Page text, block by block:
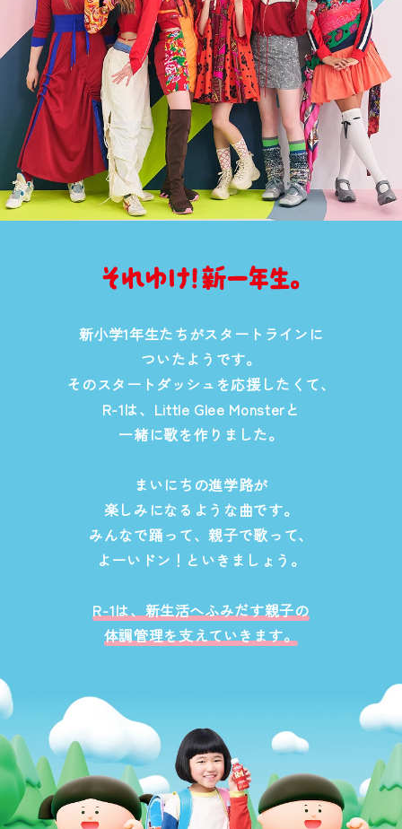
新小学1年生たちがスタートラインに
ついたようです。
そのスタートダッシュを応援したくて、
R-1は、Little Glee Monsterと
一緒に歌を作りました。
まいにちの進学路が
楽しみになるような曲です。
みんなで踊って、親子で歌って、
よーいドン！といきましょう。
R-1は、新生活へふみだす親子の
体調管理を支えていきます。